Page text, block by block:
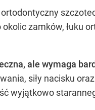
zamków, łuku
ale wymaga
siły nacisku
wyjątkowo